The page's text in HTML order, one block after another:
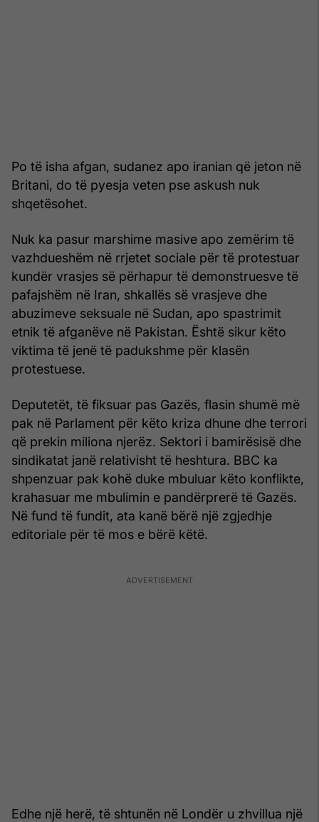
Po të isha afgan, sudanez apo iranian që jeton në
Britani, do të pyesja veten pse askush nuk
shqetësohet.
Nuk ka pasur marshime masive apo zemërim të
vazhdueshëm në rrjetet sociale për të protestuar
kundër vrasjes së përhapur të demonstruesve të
pafajshëm në Iran, shkallës së vrasjeve dhe
abuzimeve seksuale në Sudan, apo spastrimit
etnik të afganëve në Pakistan. Është sikur këto
viktima të jenë të padukshme për klasën
protestuese.
Deputetët, të fiksuar pas Gazës, flasin shumë më
pak në Parlament për këto kriza dhune dhe terrori
që prekin miliona njerëz. Sektori i bamirësisë dhe
sindikatat janë relativisht të heshtura. BBC ka
shpenzuar pak kohë duke mbuluar këto konflikte,
krahasuar me mbulimin e pandërprerë të Gazës.
Në fund të fundit, ata kanë bërë një zgjedhje
editoriale për të mos e bërë këtë.
Edhe një herë, të shtunën në Londër u zhvillua një